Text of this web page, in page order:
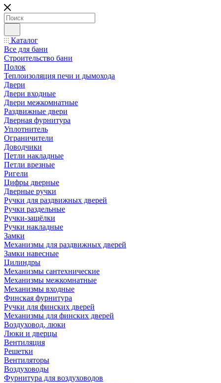
Каталог
Все для бани
Строительство бани
Полок
Теплоизоляция печи и дымохода
Двери
Двери входные
Двери межкомнатные
Раздвижные двери
Дверная фурнитура
Уплотнитель
Ограничители
Доводчики
Петли накладные
Петли врезные
Ригели
Цифры дверные
Дверные ручки
Ручки для раздвижных дверей
Ручки раздельные
Ручки-защёлки
Ручки накладные
Замки
Механизмы для раздвижных дверей
Замки навесные
Цилиндры
Механизмы сантехнические
Механизмы межкомнатные
Механизмы входные
Финская фурнитура
Ручки для финских дверей
Механизмы для финских дверей
Воздуховод, люки
Люки и дверцы
Вентиляция
Решетки
Вентиляторы
Воздуховоды
Фурнитура для воздуховодов